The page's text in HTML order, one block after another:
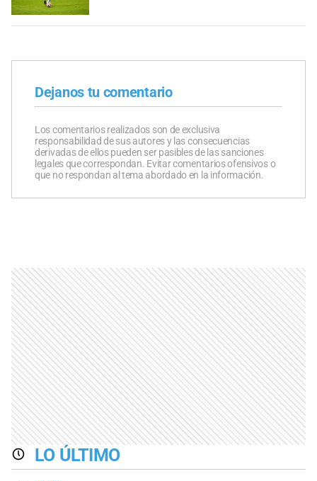
Dejanos tu comentario
Los comentarios realizados son de exclusiva
responsabilidad de sus autores y las consecuencias
derivadas de ellos pueden ser pasibles de las sanciones
legales que correspondan. Evitar comentarios ofensivos o
que no respondan al tema abordado en la información.
LO ÚLTIMO